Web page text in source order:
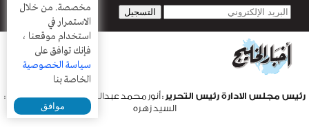
رئيس مجلس الادارة رئيس التحرير : أنور محمد عبدالرحمن |مدير التحرير :
السيد زهره
مخصصة. من خلال
الاستمرار في
استخدام موقعنا ،
فإنك توافق على
سياسة الخصوصية
الخاصة بنا
موافق